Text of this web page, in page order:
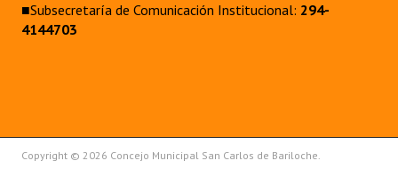
■Subsecretaría de Comunicación Institucional: 294-
4144703
Copyright © 2026 Concejo Municipal San Carlos de Bariloche.